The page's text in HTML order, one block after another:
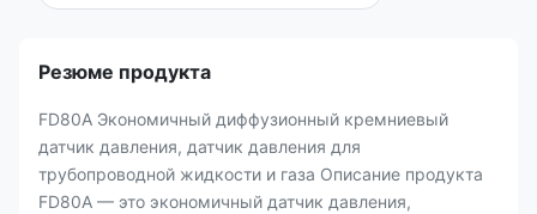
Резюме продукта
FD80A Экономичный диффузионный кремниевый
датчик давления, датчик давления для
трубопроводной жидкости и газа Описание продукта
FD80A — это экономичный датчик давления,